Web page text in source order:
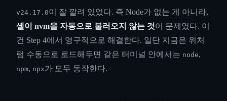
v24.17.0이 잘 깔려 있었다. 즉 Node가 없는 게 아니라,
셸이 nvm을 자동으로 불러오지 않는 것이 문제였다. 이
건 Step 4에서 영구적으로 해결한다. 일단 지금은 위처
럼 수동으로 로드해두면 같은 터미널 안에서는 node,
npm, npx가 모두 동작한다.